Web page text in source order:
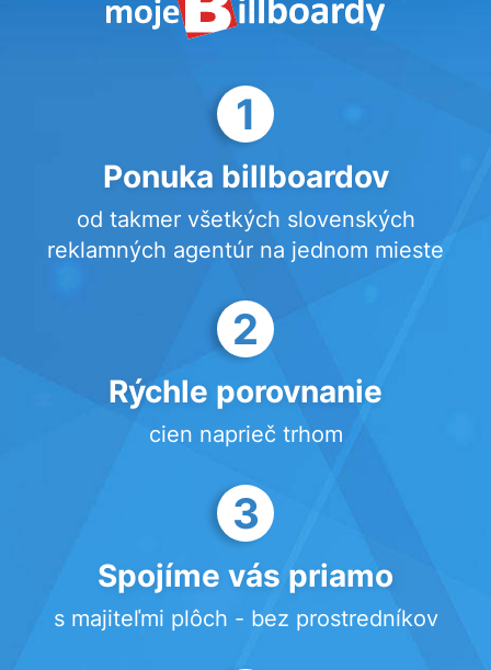
1
Ponuka billboardov
od takmer všetkých slovenských
reklamných agentúr na jednom mieste
2
Rýchle porovnanie
cien naprieč trhom
3
Spojíme vás priamo
s majiteľmi plôch - bez prostredníkov